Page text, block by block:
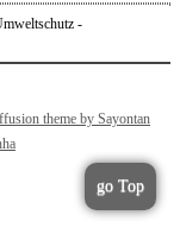
-
theme by Sayontan
go Top